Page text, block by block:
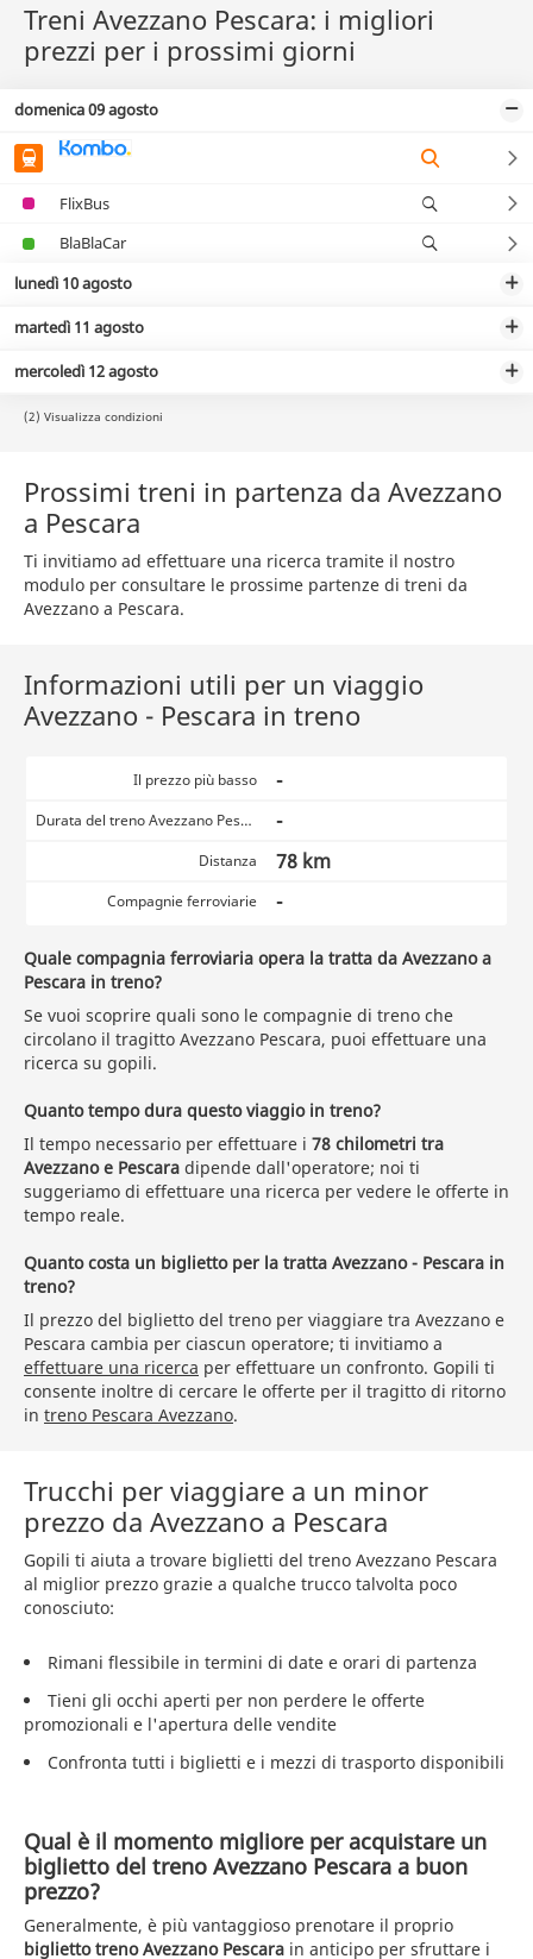
Treni Avezzano Pescara: i migliori
prezzi per i prossimi giorni
domenica 09 agosto
FlixBus
BlaBlaCar
lunedì 10 agosto
martedì 11 agosto
mercoledì 12 agosto
(2) Visualizza condizioni
Prossimi treni in partenza da Avezzano
a Pescara
Ti invitiamo ad effettuare una ricerca tramite il nostro
modulo per consultare le prossime partenze di treni da
Avezzano a Pescara.
Informazioni utili per un viaggio
Avezzano - Pescara in treno
Il prezzo più basso -
Durata del treno Avezzano Pescara -
Distanza 78 km
Compagnie ferroviarie -
Quale compagnia ferroviaria opera la tratta da Avezzano a
Pescara in treno?
Se vuoi scoprire quali sono le compagnie di treno che
circolano il tragitto Avezzano Pescara, puoi effettuare una
ricerca su gopili.
Quanto tempo dura questo viaggio in treno?
Il tempo necessario per effettuare i 78 chilometri tra
Avezzano e Pescara dipende dall'operatore; noi ti
suggeriamo di effettuare una ricerca per vedere le offerte in
tempo reale.
Quanto costa un biglietto per la tratta Avezzano - Pescara in
treno?
Il prezzo del biglietto del treno per viaggiare tra Avezzano e
Pescara cambia per ciascun operatore; ti invitiamo a
effettuare una ricerca per effettuare un confronto. Gopili ti
consente inoltre di cercare le offerte per il tragitto di ritorno
in treno Pescara Avezzano.
Trucchi per viaggiare a un minor
prezzo da Avezzano a Pescara
Gopili ti aiuta a trovare biglietti del treno Avezzano Pescara
al miglior prezzo grazie a qualche trucco talvolta poco
conosciuto:
Rimani flessibile in termini di date e orari di partenza
Tieni gli occhi aperti per non perdere le offerte
promozionali e l'apertura delle vendite
Confronta tutti i biglietti e i mezzi di trasporto disponibili
Qual è il momento migliore per acquistare un
biglietto del treno Avezzano Pescara a buon
prezzo?
Generalmente, è più vantaggioso prenotare il proprio
biglietto treno Avezzano Pescara in anticipo per sfruttare i